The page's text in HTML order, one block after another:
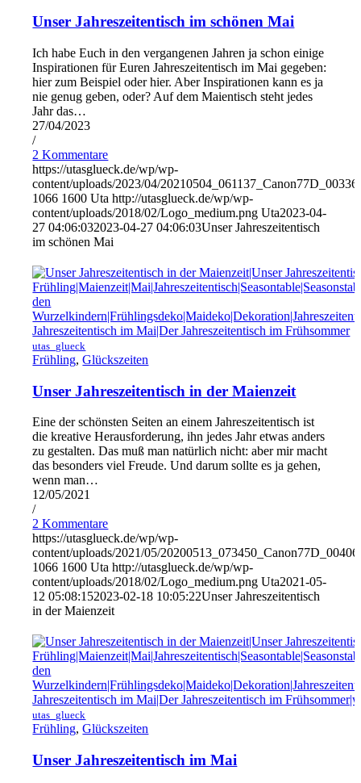
Unser Jahreszeitentisch im schönen Mai
Ich habe Euch in den vergangenen Jahren ja schon einige
Inspirationen für Euren Jahreszeitentisch im Mai gegeben:
hier zum Beispiel oder hier. Aber Inspirationen kann es ja
nie genug geben, oder? Auf dem Maientisch steht jedes
Jahr das…
27/04/2023
/
2 Kommentare
https://utasglueck.de/wp/wp-
content/uploads/2023/04/
1066 1600 Uta http://utasglueck.de/wp/wp-
content/uploads/2018/02/Logo_medium.png Uta2023-04-
27 04:06:032023-04-27 04:06:03Unser Jahreszeitentisch
im schönen Mai
utas_glueck
Frühling,Glückszeiten
Unser Jahreszeitentisch in der Maienzeit
Eine der schönsten Seiten an einem Jahreszeitentisch ist
die kreative Herausforderung, ihn jedes Jahr etwas anders
zu gestalten. Das muß man natürlich nicht: aber mir macht
das besonders viel Freude. Und darum sollte es ja gehen,
wenn man…
12/05/2021
/
2 Kommentare
https://utasglueck.de/wp/wp-
content/uploads/2021/05/
1066 1600 Uta http://utasglueck.de/wp/wp-
content/uploads/2018/02/Logo_medium.png Uta2021-05-
12 05:08:152023-02-18 10:05:22Unser Jahreszeitentisch
in der Maienzeit
utas_glueck
Frühling,Glückszeiten
Unser Jahreszeitentisch im Mai